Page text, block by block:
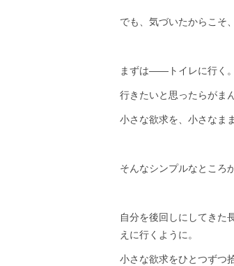
でも、気づいたからこそ
まずは——トイレに行く。
行きたいと思ったらがま
小さな欲求を、小さなま
そんなシンプルなところ
自分を後回しにしてきた
えに行くように。
小さな欲求をひとつずつ